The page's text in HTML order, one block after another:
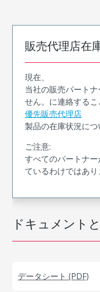
ドキュメント
データシート (PDF)
販売代理店在
現在、
当社の販売パート
せん。に連絡する
優先販売代理店
製品の在庫状況に
ご注意:
すべてのパートナ
ているわけではあり